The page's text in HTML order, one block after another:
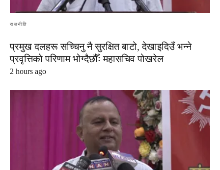
राजनीति
प्रमुख दलहरू सच्चिनु नै सुरक्षित बाटो, देखाइदिउँ भन्ने
प्रवृत्तिको परिणाम भोग्दैछौँः महासचिव पोखरेल
2 hours ago